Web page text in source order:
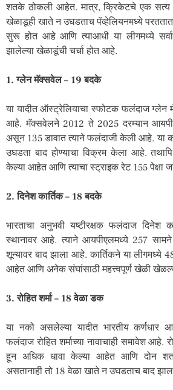
शतके ठोकली आहेत. मात्र, क्रिकेटचे एक सत्य
खेळाडूही खाते न उघडताच पॅव्हेलियनमध्ये
सुरू होत आहे आणि त्याआधी या लीगमध्ये
झालेल्या खेळाडूंची चर्चा होत आहे.
1. ग्लेन मॅक्सवेल – 19 बदके
या यादीत ऑस्ट्रेलियाचा स्फोटक फलंदाज ग्लेन
आहे. मॅक्सवेलने 2012 ते 2025 दरम्यान
असून 135 डावात त्याने फलंदाजी केली आहे. या
उघडता बाद होण्याचा विक्रम केला आहे.
केल्या आहेत आणि त्याचा स्ट्राइक रेट 155 पेक्षा
2. दिनेश कार्तिक – 18 बदके
भारताचा अनुभवी यष्टीरक्षक फलंदाज दिनेश
स्थानावर आहे. त्याने आयपीएलमध्ये 257
शून्यावर बाद झाला आहे. कार्तिकने या लीगमध्ये
आहेत आणि अनेक संघांसाठी महत्त्वपूर्ण खेळी
3. रोहित शर्मा – 18 वेळा डक
या नको असलेल्या यादीत भारतीय कर्णधार
फलंदाज रोहित शर्माच्या नावाचाही समावेश
हून अधिक धावा केल्या आहेत आणि दोन
असतानाही तो 18 वेळा खाते न उघडताच बाद